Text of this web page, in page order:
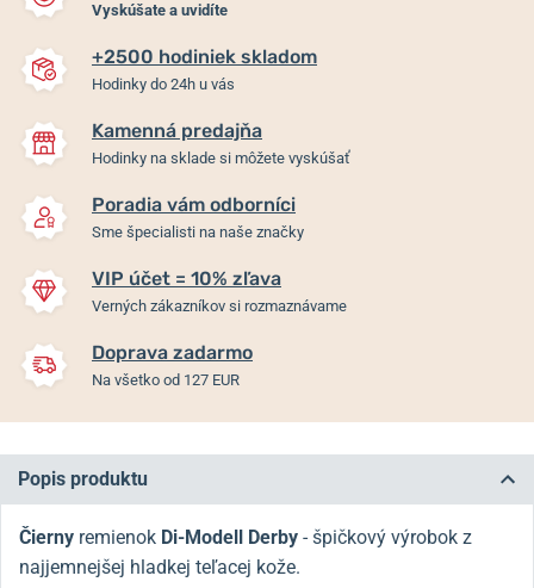
Vyskúšate a uvidíte
+2500 hodiniek skladom
Hodinky do 24h u vás
Kamenná predajňa
Hodinky na sklade si môžete vyskúšať
Poradia vám odborníci
Sme špecialisti na naše značky
VIP účet = 10% zľava
Verných zákazníkov si rozmaznávame
Doprava zadarmo
Na všetko od 127 EUR
Popis produktu
Čierny remienok Di-Modell Derby - špičkový výrobok z
najjemnejšej hladkej teľacej kože.